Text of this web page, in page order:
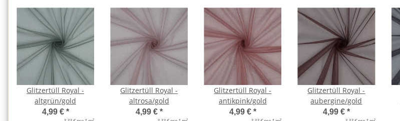
Glitzertüll Royal -
altgrün/gold
4,99 € *
2
Glitzertüll Royal -
altrosa/gold
4,99 € *
2
Glitzertüll Royal -
antikpink/gold
4,99 € *
2
Glitzertüll Royal -
aubergine/gold
4,99 € *
2